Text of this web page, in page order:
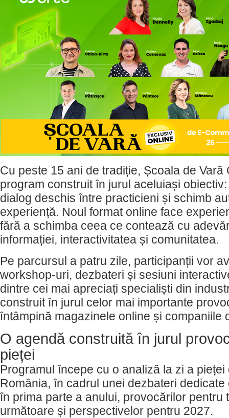
Cu peste 15 ani de tradiție, Școala de Vară
program construit în jurul aceluiași
dialog deschis între practicieni și schimb
experiență. Noul format online face
fără a schimba ceea ce contează cu
informației, interactivitatea și comunitatea.
Pe parcursul a patru zile, participanții vor
workshop-uri, dezbateri și sesiuni
dintre cei mai apreciați specialiști din
construit în jurul celor mai importante
întâmpină magazinele online și companiile
O agendă construită în jurul
pieței
Programul începe cu o analiză la zi a
România, în cadrul unei dezbateri
în prima parte a anului, provocărilor pentru
următoare și perspectivelor pentru 2027.